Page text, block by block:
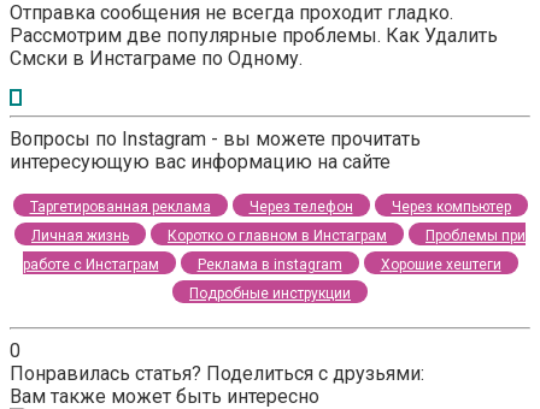
Отправка сообщения не всегда проходит гладко.
Рассмотрим две популярные проблемы. Как Удалить
Смски в Инстаграме по Одному.
Вопросы по Instagram - вы можете прочитать
интересующую вас информацию на сайте
Таргетированная реклама Через телефон
Через компьютер
Личная жизнь
Коротко о главном в Инстаграм
Проблемы при
работе с Инстаграм
Реклама в instagram
Хорошие хештеги
Подробные инструкции
0
Понравилась статья? Поделиться с друзьями:
Вам также может быть интересно